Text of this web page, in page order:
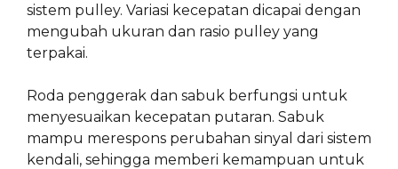
sistem pulley. Variasi kecepatan dicapai dengan
mengubah ukuran dan rasio pulley yang
terpakai.
Roda penggerak dan sabuk berfungsi untuk
menyesuaikan kecepatan putaran. Sabuk
mampu merespons perubahan sinyal dari sistem
kendali, sehingga memberi kemampuan untuk